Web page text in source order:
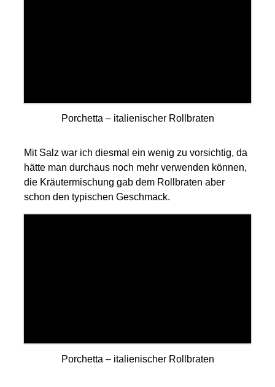
Porchetta – italienischer Rollbraten
Mit Salz war ich diesmal ein wenig zu vorsichtig, da
hätte man durchaus noch mehr verwenden können,
die Kräutermischung gab dem Rollbraten aber
schon den typischen Geschmack.
Porchetta – italienischer Rollbraten